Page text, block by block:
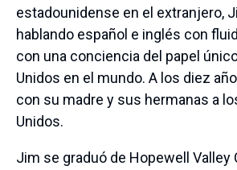
estadounidense en el extranjero,
hablando español e inglés con
con una conciencia del papel
Unidos en el mundo. A los diez
con su madre y sus hermanas a
Unidos.
Jim se graduó de Hopewell Valley